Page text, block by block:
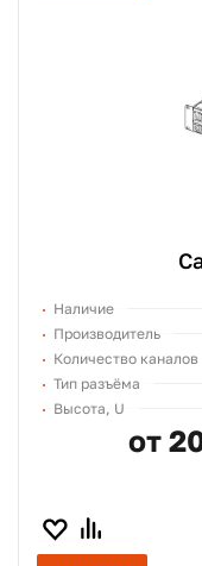
Наличие
Производитель
Количество каналов
Тип разъёма
Высота, U
от